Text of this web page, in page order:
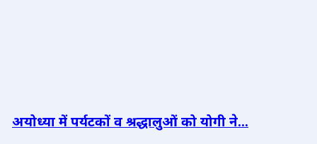
अयोध्या में पर्यटकों व श्रद्धालुओं को योगी ने...